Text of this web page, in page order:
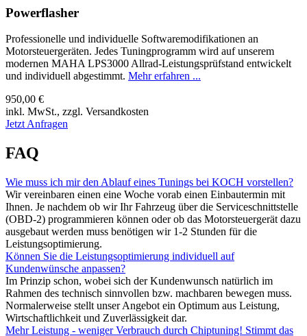
Powerflasher
Professionelle und individuelle Softwaremodifikationen an
Motorsteuergeräten. Jedes Tuningprogramm wird auf unserem
modernen MAHA LPS3000 Allrad-Leistungsprüfstand entwickelt
und individuell abgestimmt. Mehr erfahren ...
950,00 €
inkl. MwSt., zzgl. Versandkosten
Jetzt Anfragen
FAQ
Wie muss ich mir den Ablauf eines Tunings bei KOCH vorstellen?
Wir vereinbaren einen eine Woche vorab einen Einbautermin mit
Ihnen. Je nachdem ob wir Ihr Fahrzeug über die Serviceschnittstelle
(OBD-2) programmieren können oder ob das Motorsteuergerät dazu
ausgebaut werden muss benötigen wir 1-2 Stunden für die
Leistungsoptimierung.
Können Sie die Leistungsoptimierung individuell auf
Kundenwünsche anpassen?
Im Prinzip schon, wobei sich der Kundenwunsch natürlich im
Rahmen des technisch sinnvollen bzw. machbaren bewegen muss.
Normalerweise stellt unser Angebot ein Optimum aus Leistung,
Wirtschaftlichkeit und Zuverlässigkeit dar.
Mehr Leistung - weniger Verbrauch durch Chiptuning! Stimmt das